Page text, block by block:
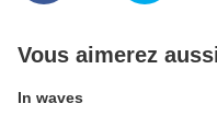
Vous aimerez
In waves